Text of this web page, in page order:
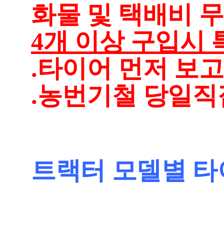
화물 및 택배비
4개 이상 구입시
.타이어 먼저 보
.농번기철 당일
트랙터 모델별